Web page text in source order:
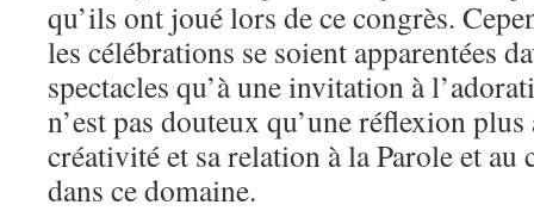
qu’ils ont joué lors de ce congrès.
les célébrations se soient apparentées
spectacles qu’à une invitation à
n’est pas douteux qu’une réflexion
créativité et sa relation à la Parole et au
dans ce domaine.